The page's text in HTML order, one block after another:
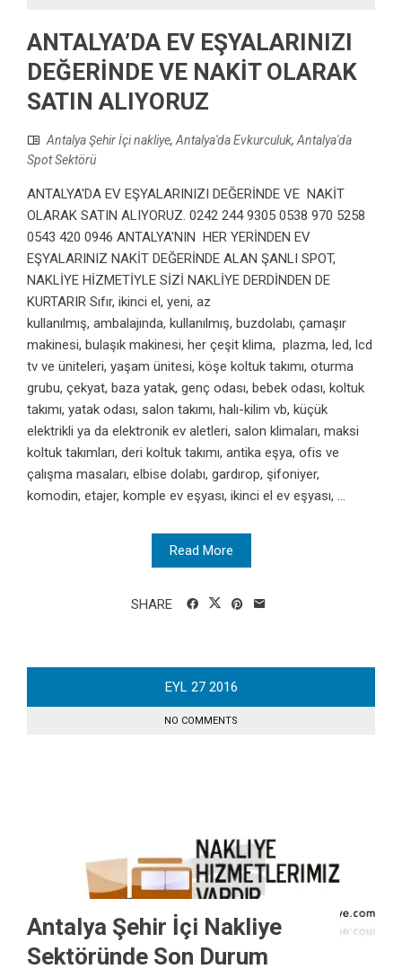
ANTALYA’DA EV EŞYALARINIZI
DEĞERİNDE VE NAKİT OLARAK
SATIN ALIYORUZ
Antalya Şehir İçi nakliye, Antalya'da Evkurculuk, Antalya'da
Spot Sektörü
ANTALYA'DA EV EŞYALARINIZI DEĞERİNDE VE NAKİT
OLARAK SATIN ALIYORUZ. 0242 244 9305 0538 970 5258
0543 420 0946 ANTALYA'NIN HER YERİNDEN EV
EŞYALARINIZ NAKİT DEĞERİNDE ALAN ŞANLI SPOT,
NAKLİYE HİZMETİYLE SİZİ NAKLİYE DERDİNDEN DE
KURTARIR Sıfır, ikinci el, yeni, az
kullanılmış, ambalajında, kullanılmış, buzdolabı, çamaşır
makinesi, bulaşık makinesi, her çeşit klima, plazma, led, lcd
tv ve üniteleri, yaşam ünitesi, köşe koltuk takımı, oturma
grubu, çekyat, baza yatak, genç odası, bebek odası, koltuk
takımı, yatak odası, salon takımı, halı-kilim vb, küçük
elektrikli ya da elektronik ev aletleri, salon klimaları, maksi
koltuk takımları, deri koltuk takımı, antika eşya, ofis ve
çalışma masaları, elbise dolabı, gardırop, şifoniyer,
komodin, etajer, komple ev eşyası, ikinci el ev eşyası, ...
Read More
SHARE
EYL 27 2016
NO COMMENTS
Antalya Şehir İçi Nakliye
Sektöründe Son Durum